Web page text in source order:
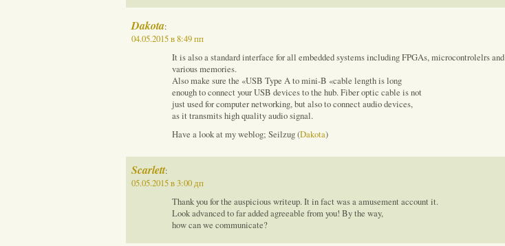
Dakota:
04.05.2015 в 8:49 пп
It is also a standard interface for all embedded systems including FPGAs, microcontrolelrs and
various memories.
Also make sure the «USB Type A to mini-B «cable length is long
enough to connect your USB devices to the hub. Fiber optic cable is not
just used for computer networking, but also to connect audio devices,
as it transmits high quality audio signal.
Have a look at my weblog; Seilzug (Dakota)
Scarlett:
05.05.2015 в 3:00 дп
Thank you for the auspicious writeup. It in fact was a amusement account it.
Look advanced to far added agreeable from you! By the way,
how can we communicate?